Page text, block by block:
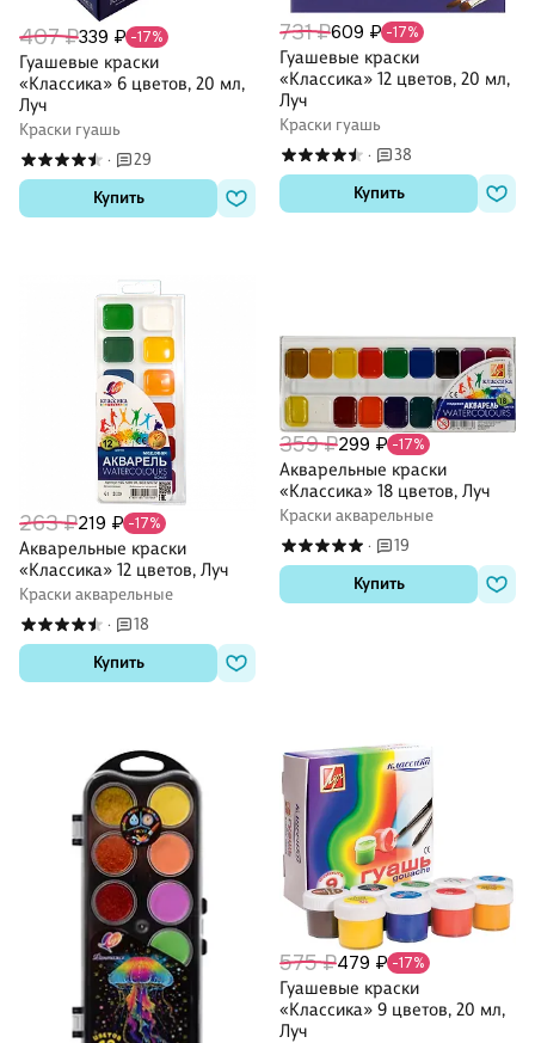
407 ₽339 ₽ -17%
Гуашевые краски
«Классика» 6 цветов, 20 мл,
Луч
Краски гуашь
·
29
Купить
731 ₽609 ₽ -17%
Гуашевые краски
«Классика» 12 цветов, 20 мл,
Луч
Краски гуашь
·
38
Купить
263 ₽219 ₽ -17%
Акварельные краски
«Классика» 12 цветов, Луч
Краски акварельные
·
18
Купить
359 ₽299 ₽ -17%
Акварельные краски
«Классика» 18 цветов, Луч
Краски акварельные
·
19
Купить
575 ₽479 ₽ -17%
Гуашевые краски
«Классика» 9 цветов, 20 мл,
Луч